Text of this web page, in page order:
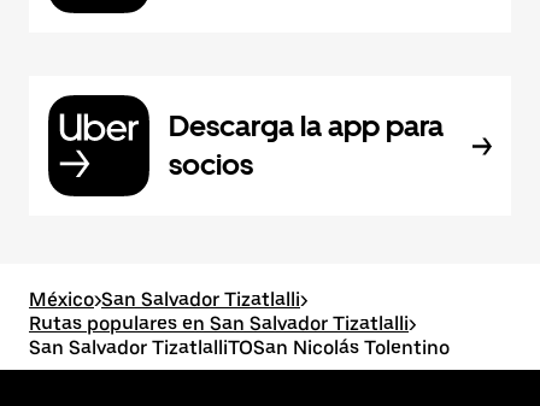
Descarga la app para
socios
México>San Salvador Tizatlalli>
Rutas populares en San Salvador Tizatlalli>
San Salvador TizatlalliTOSan Nicolás Tolentino